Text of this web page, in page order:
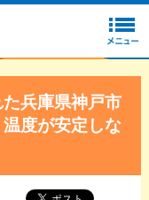
兵庫県神戸市
度が安定しな